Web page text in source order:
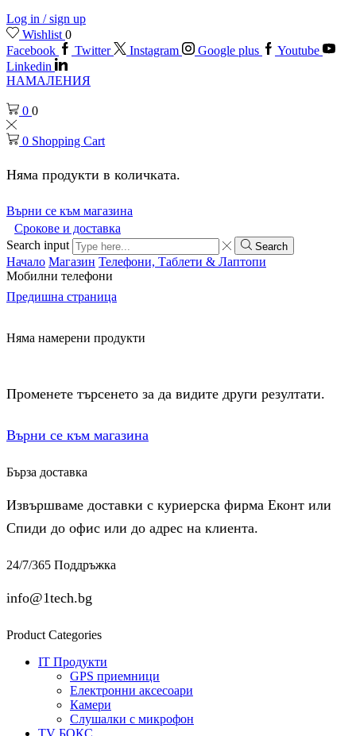
Log in / sign up
Wishlist 0
Facebook
Twitter Instagram Google plus
Youtube
Linkedin
НАМАЛЕНИЯ
0 0
0 Shopping Cart
Няма продукти в количката.
Върни се към магазина
Срокове и доставка
Search input
Search
Начало Магазин Телефони, Таблети & Лаптопи
Мобилни телефони
Предишна страница
Няма намерени продукти
Променете търсенето за да видите други резултати.
Върни се към магазина
Бърза доставка
Извършваме доставки с куриерска фирма Еконт или
Спиди до офис или до адрес на клиента.
24/7/365 Поддръжка
info@1tech.bg
Product Categories
IT Продукти
GPS приемници
Електронни аксесоари
Камери
Слушалки с микрофон
TV БОКС